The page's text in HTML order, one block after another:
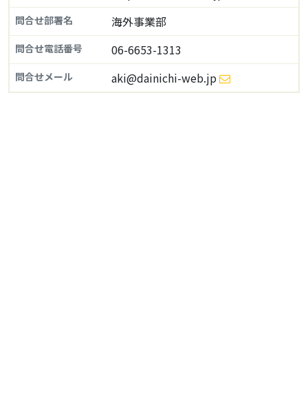
問合せ部署名 海外事業部
問合せ電話番号 06-6653-1313
問合せメール aki@dainichi-web.jp